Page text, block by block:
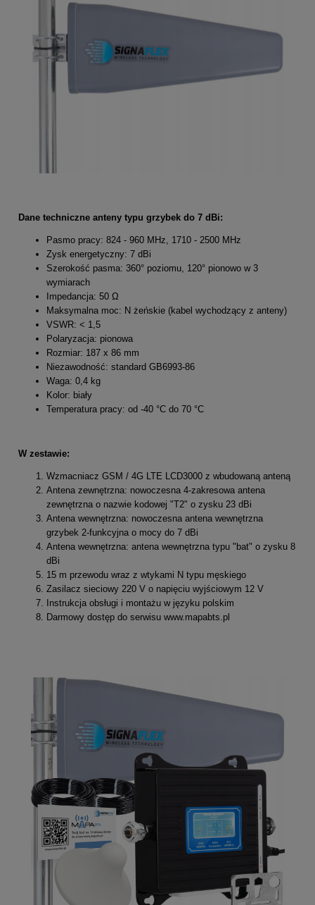
Dane techniczne anteny typu grzybek do 7 dBi:
Pasmo pracy: 824 - 960 MHz, 1710 - 2500 MHz
Zysk energetyczny: 7 dBi
Szerokość pasma: 360° poziomu, 120° pionowo w 3
wymiarach
Impedancja: 50 Ω
Maksymalna moc: N żeńskie (kabel wychodzący z anteny)
VSWR: < 1,5
Polaryzacja: pionowa
Rozmiar: 187 x 86 mm
Niezawodność: standard GB6993-86
Waga: 0,4 kg
Kolor: biały
Temperatura pracy: od -40 °C do 70 °C
W zestawie:
Wzmacniacz GSM / 4G LTE LCD3000 z wbudowaną anteną
Antena zewnętrzna: nowoczesna 4-zakresowa antena
zewnętrzna o nazwie kodowej "T2" o zysku 23 dBi
Antena wewnętrzna: nowoczesna antena wewnętrzna
grzybek 2-funkcyjna o mocy do 7 dBi
Antena wewnętrzna: antena wewnętrzna typu "bat" o zysku 8
dBi
15 m przewodu wraz z wtykami N typu męskiego
Zasilacz sieciowy 220 V o napięciu wyjściowym 12 V
Instrukcja obsługi i montażu w języku polskim
Darmowy dostęp do serwisu www.mapabts.pl